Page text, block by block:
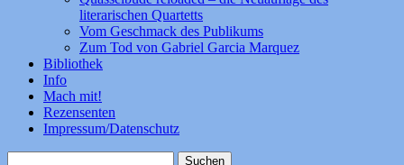
literarischen Quartetts
Vom Geschmack des Publikums
Zum Tod von Gabriel Garcia Marquez
Bibliothek
Info
Mach mit!
Rezensenten
Impressum/Datenschutz